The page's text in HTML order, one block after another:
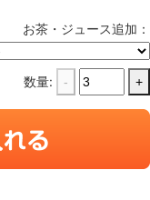
お茶・ジュース追加：
数量: - +